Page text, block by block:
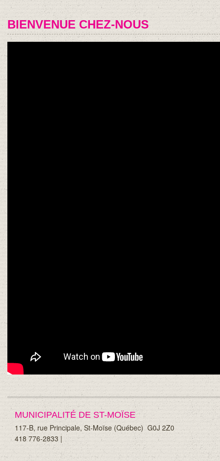
BIENVENUE CHEZ-NOUS
MUNICIPALITÉ DE ST-MOÏSE
117-B, rue Principale, St-Moïse (Québec)G0J 2Z0
418 776-2833 |